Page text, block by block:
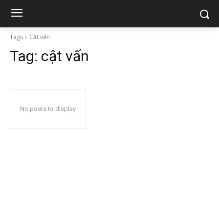
Tags Cật vấn
Tag: cật vấn
No posts to display